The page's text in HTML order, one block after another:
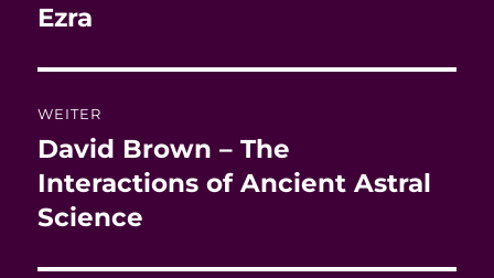
Beitrag:
Ezra
WEITER
Nächster
Beitrag:
David Brown – The
Interactions of Ancient Astral
Science